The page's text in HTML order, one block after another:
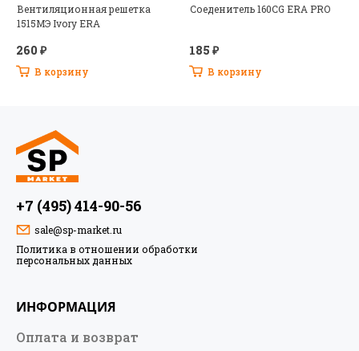
Вентиляционная решетка
1515МЭ Ivory ERA
260 ₽
В корзину
Соеденитель 160CG ERA PRO
185 ₽
В корзину
+7 (495) 414-90-56
sale@sp-market.ru
Политика в отношении обработки
персональных данных
ИНФОРМАЦИЯ
Оплата и возврат